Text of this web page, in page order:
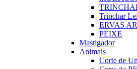
Trinchar
ERVAS
PEIXE
Mastigador
Animais
Corte de